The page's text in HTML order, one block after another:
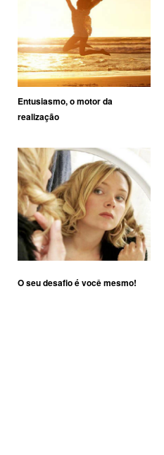
Entusiasmo, o motor da
realização
O seu desafio é você mesmo!